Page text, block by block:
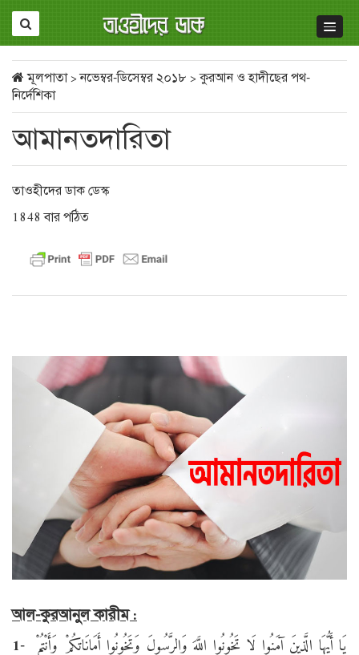
মূলপাতা> নভেম্বর-ডিসেম্বর ২০১৮ > কুরআন ও হাদীছের পথ-
নির্দেশিকা
আমানতদারিতা
তাওহীদের ডাক ডেস্ক
1848 বার পঠিত
আল-কুরআনুল কারীম :
1- يَا أَيُّهَا الَّذِينَ آمَنُوا لَا تَخُونُوا اللَّهَ وَالرَّسُولَ وَتَخُونُوا أَمَانَاتِكُمْ وَأَنْتُمْ